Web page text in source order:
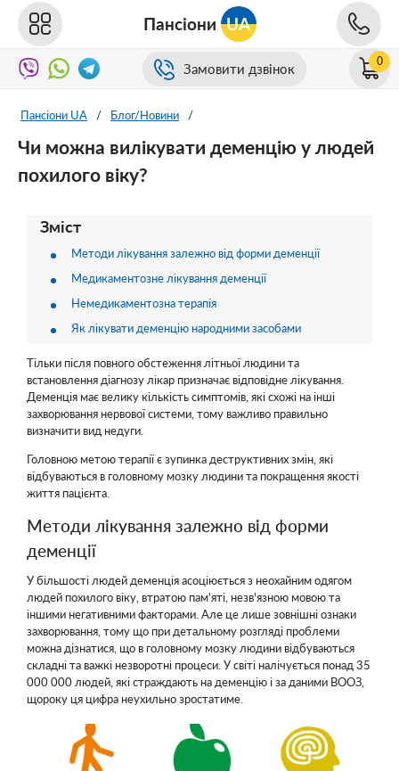
Пансіони UA
Замовити дзвінок 0
Пансіони UA / Блог/Новини /
Чи можна вилікувати деменцію у людей
похилого віку?
Зміст
Методи лікування залежно від форми деменції
Медикаментозне лікування деменції
Немедикаментозна терапія
Як лікувати деменцію народними засобами
Тільки після повного обстеження літньої людини та
встановлення діагнозу лікар призначає відповідне лікування.
Деменція має велику кількість симптомів, які схожі на інші
захворювання нервової системи, тому важливо правильно
визначити вид недуги.
Головною метою терапії є зупинка деструктивних змін, які
відбуваються в головному мозку людини та покращення якості
життя пацієнта.
Методи лікування залежно від форми
деменції
У більшості людей деменція асоціюється з неохайним одягом
людей похилого віку, втратою пам'яті, незв'язною мовою та
іншими негативними факторами. Але це лише зовнішні ознаки
захворювання, тому що при детальному розгляді проблеми
можна дізнатися, що в головному мозку людини відбуваються
складні та важкі незворотні процеси. У світі налічується понад 35
000 000 людей, які страждають на деменцію і за даними ВООЗ,
щороку ця цифра неухильно зростатиме.